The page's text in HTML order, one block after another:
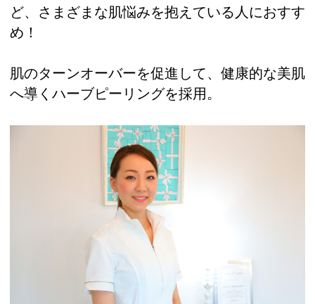
ど、さまざまな肌悩みを抱えている人におすす
め！
肌のターンオーバーを促進して、健康的な美肌
へ導くハーブピーリングを採用。